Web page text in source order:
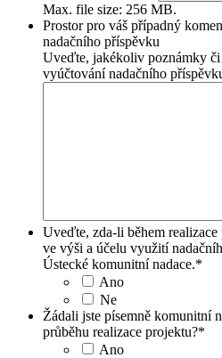
Max. file size: 256 MB.
Prostor pro váš případný
nadačního příspěvku
Uveďte, jakékoliv poznámky
vyúčtování nadačního
Uveďte, zda-li během
ve výši a účelu využití
Ústecké komunitní nadace.*
Ano
Ne
Žádali jste písemně komunitní
průběhu realizace projektu?*
Ano